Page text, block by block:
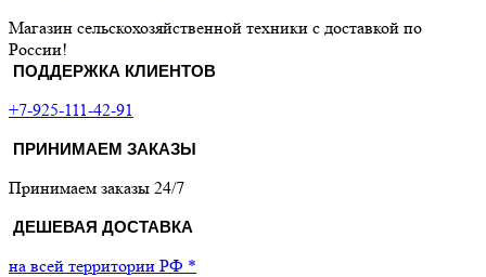
Магазин сельскохозяйственной техники с доставкой по
России!
ПОДДЕРЖКА КЛИЕНТОВ
+7-925-111-42-91
ПРИНИМАЕМ ЗАКАЗЫ
Принимаем заказы 24/7
ДЕШЕВАЯ ДОСТАВКА
на всей территории РФ *